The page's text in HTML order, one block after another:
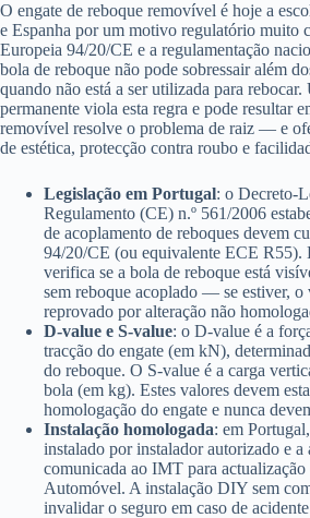
O engate de reboque removível é hoje a
e Espanha por um motivo regulatório muito
Europeia 94/20/CE e a regulamentação
bola de reboque não pode sobressair além
quando não está a ser utilizada para
permanente viola esta regra e pode resultar
removível resolve o problema de raiz — e
de estética, protecção contra roubo e
Legislação em Portugal: o Decreto-
Regulamento (CE) n.º 561/2006
de acoplamento de reboques devem
94/20/CE (ou equivalente ECE R55).
verifica se a bola de reboque está
sem reboque acoplado — se estiver, o
reprovado por alteração não
D-value e S-value: o D-value é a
tracção do engate (em kN),
do reboque. O S-value é a carga
bola (em kg). Estes valores devem
homologação do engate e nunca
Instalação homologada: em
instalado por instalador autorizado e a
comunicada ao IMT para
Automóvel. A instalação DIY sem
invalidar o seguro em caso de